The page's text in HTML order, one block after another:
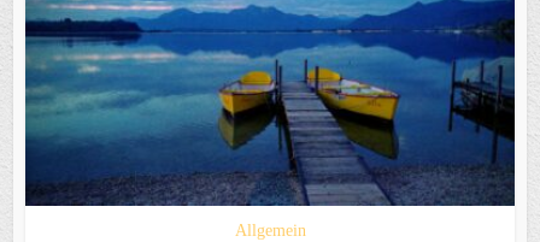
Allgemein